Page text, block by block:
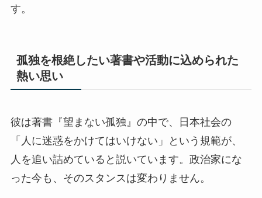
す。
孤独を根絶したい著書や活動に込められた
熱い思い
彼は著書『望まない孤独』の中で、日本社会の
「人に迷惑をかけてはいけない」という規範が、
人を追い詰めていると説いています。政治家にな
った今も、そのスタンスは変わりません。